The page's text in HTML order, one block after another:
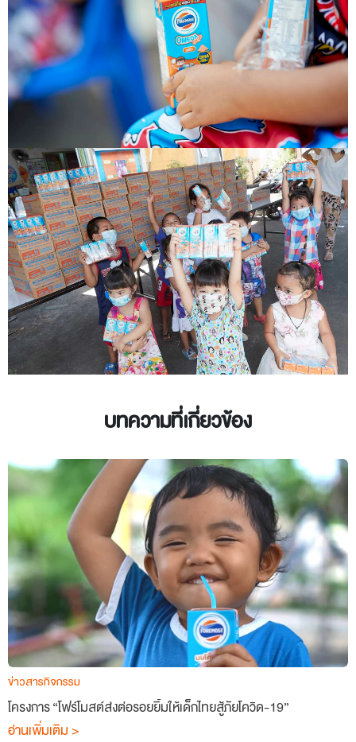
บทความที่เกี่ยวข้อง
ข่าวสารกิจกรรม
โครงการ “โฟร์โมสต์ส่งต่อรอยยิ้มให้เด็กไทยสู้ภัยโควิด-19”
อ่านเพิ่มเติม >